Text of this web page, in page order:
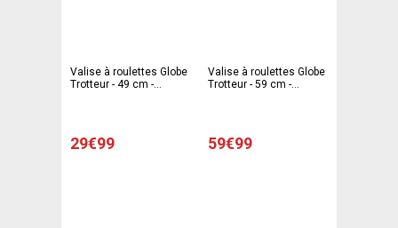
Valise à roulettes Globe
Trotteur - 49 cm -
29€99
Valise à roulettes Globe
Trotteur - 59 cm -
59€99